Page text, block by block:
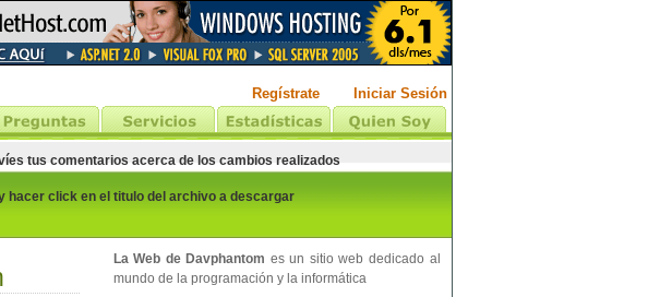
Regístrate Iniciar Sesión
tus comentarios acerca de los cambios realizados
click en el titulo del archivo a descargar
La Web de Davphantom es un sitio web dedicado al
mundo de la programación y la informática